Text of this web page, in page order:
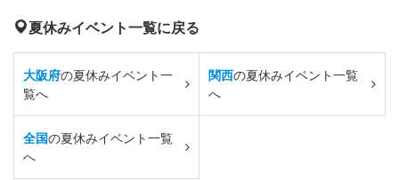
夏休みイベント一覧に戻る
大阪府の夏休みイベント一
覧へ
関西の夏休みイベント一覧
へ
全国の夏休みイベント一覧
へ